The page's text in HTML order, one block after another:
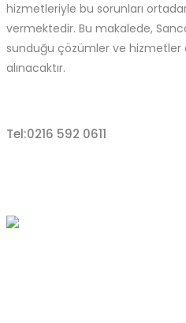
hizmetleriyle bu sorunları
vermektedir. Bu makalede,
sunduğu çözümler ve hizmetler
alınacaktır.
Tel:0216 592 0611